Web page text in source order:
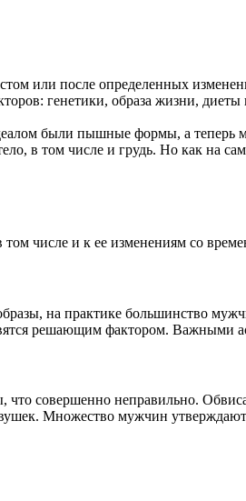
или после определенных
генетики, образа жизни,
были пышные формы, а
в том числе и грудь. Но как на
числе и к ее изменениям со
на практике большинство
решающим фактором. Важными
что совершенно неправильно.
Множество мужчин